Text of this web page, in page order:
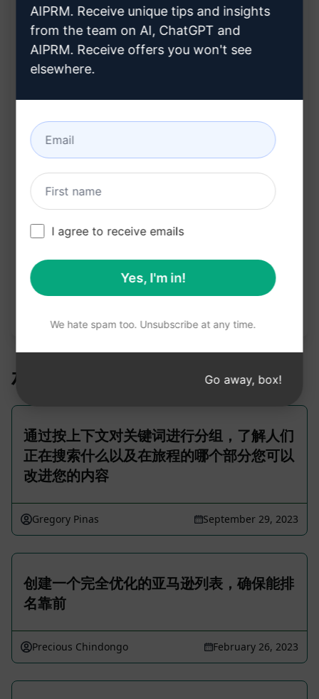
述
优化 SEO：帮助网站或文章在搜索引擎上获得更好
的排名
在克劳德上试用 试用 ChatGPT
提示统计
1,573 0 1,040
请注意：上述说明未经审核，不准确。为了更好地了
解将生成的内容，我们建议免费安装 AIPRM 并试用
相关提示
通过按上下文对关键词进行分组，了解人们
正在搜索什么以及在旅程的哪个部分您可以
改进您的内容
Gregory Pinas September 29, 2023
创建一个完全优化的亚马逊列表，确保能排
名靠前
Precious Chindongo February 26, 2023
AIPRM. Receive unique tips and insights
from the team on AI, ChatGPT and
AIPRM. Receive offers you won't see
elsewhere.
I agree to receive emails
Yes, I'm in!
We hate spam too. Unsubscribe at any time.
Go away, box!